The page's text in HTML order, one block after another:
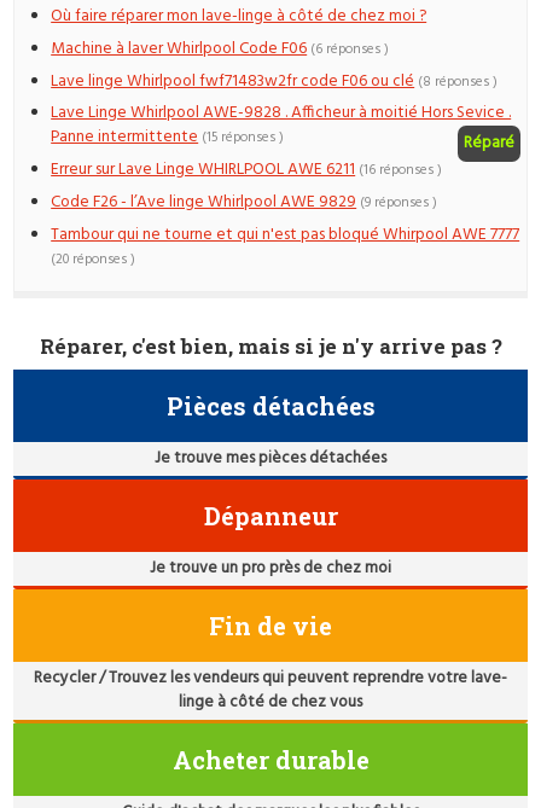
Où faire réparer mon lave-linge à côté de chez moi ?
Machine à laver Whirlpool Code F06 (6 réponses )
Lave linge Whirlpool fwf71483w2fr code F06 ou clé (8 réponses )
Lave Linge Whirlpool AWE-9828 . Afficheur à moitié Hors Sevice .
Panne intermittente
Réparé
(15 réponses )
Erreur sur Lave Linge WHIRLPOOL AWE 6211 (16 réponses )
Code F26 - l’Ave linge Whirlpool AWE 9829 (9 réponses )
Tambour qui ne tourne et qui n'est pas bloqué Whirpool AWE 7777
(20 réponses )
Réparer, c'est bien, mais si je n'y arrive pas ?
Pièces détachées
Je trouve mes pièces détachées
Dépanneur
Je trouve un pro près de chez moi
Fin de vie
Recycler / Trouvez les vendeurs qui peuvent reprendre votre lave-
linge à côté de chez vous
Acheter durable